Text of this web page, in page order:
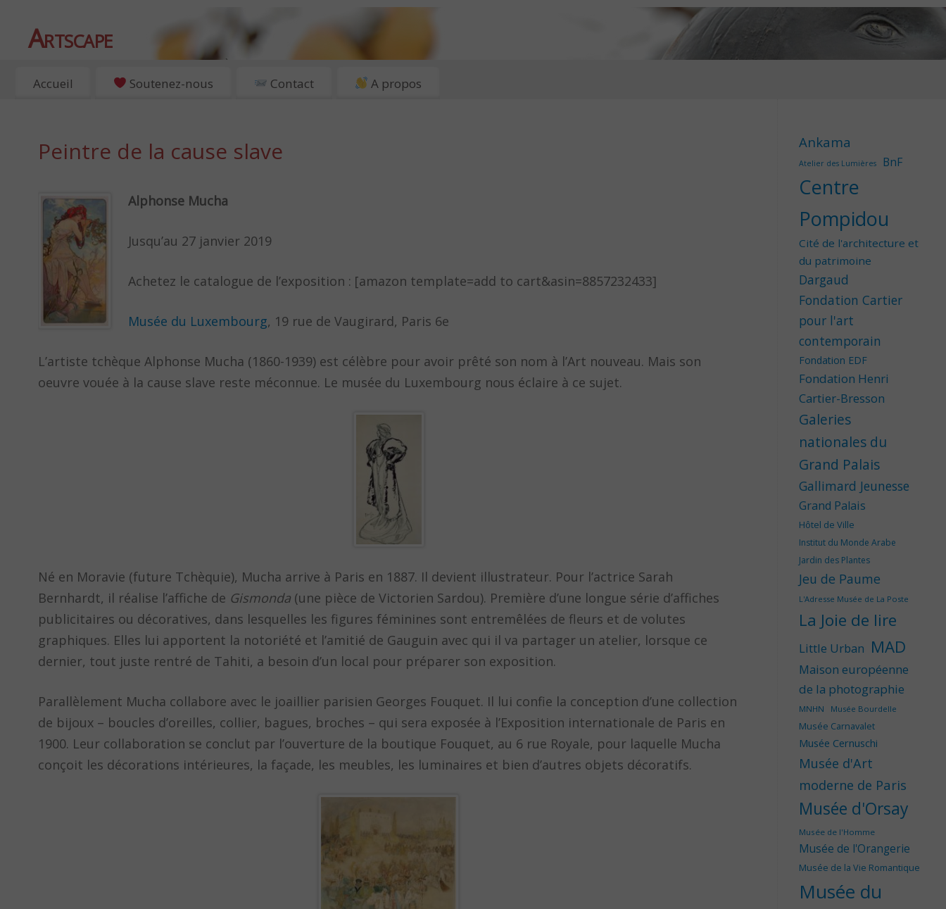
Artscape
EXPOSITIONS, ART ET CULTURE À PARIS
Accueil Soutenez-nous Contact A propos
Peintre de la cause slave
Alphonse Mucha
Jusqu’au 27 janvier 2019
Achetez le catalogue de l’exposition : [amazon template=add to cart&asin=8857232433]
Musée du Luxembourg, 19 rue de Vaugirard, Paris 6e
L’artiste tchèque Alphonse Mucha (1860-1939) est célèbre pour avoir prêté son nom à l’Art nouveau. Mais son
oeuvre vouée à la cause slave reste méconnue. Le musée du Luxembourg nous éclaire à ce sujet.
Né en Moravie (future Tchèquie), Mucha arrive à Paris en 1887. Il devient illustrateur. Pour l’actrice Sarah
Bernhardt, il réalise l’affiche de Gismonda (une pièce de Victorien Sardou). Première d’une longue série d’affiches
publicitaires ou décoratives, dans lesquelles les figures féminines sont entremêlées de fleurs et de volutes
graphiques. Elles lui apportent la notoriété et l’amitié de Gauguin avec qui il va partager un atelier, lorsque ce
dernier, tout juste rentré de Tahiti, a besoin d’un local pour préparer son exposition.
Parallèlement Mucha collabore avec le joaillier parisien Georges Fouquet. Il lui confie la conception d’une collection
de bijoux – boucles d’oreilles, collier, bagues, broches – qui sera exposée à l’Exposition internationale de Paris en
1900. Leur collaboration se conclut par l’ouverture de la boutique Fouquet, au 6 rue Royale, pour laquelle Mucha
conçoit les décorations intérieures, la façade, les meubles, les luminaires et bien d’autres objets décoratifs.
Ankama
Atelier des Lumières BnF
Centre
Pompidou
Cité de l'architecture et
du patrimoine
Dargaud
Fondation Cartier
pour l'art
contemporain
Fondation EDF
Fondation Henri
Cartier-Bresson
Galeries
nationales du
Grand Palais
Gallimard Jeunesse
Grand Palais
Hôtel de Ville
Institut du Monde Arabe
Jardin des Plantes
Jeu de Paume
L'Adresse Musée de La Poste
La Joie de lire
Little Urban MAD
Maison européenne
de la photographie
MNHN Musée Bourdelle
Musée Carnavalet
Musée Cernuschi
Musée d'Art
moderne de Paris
Musée d'Orsay
Musée de l'Homme
Musée de l'Orangerie
Musée de la Vie Romantique
Musée du